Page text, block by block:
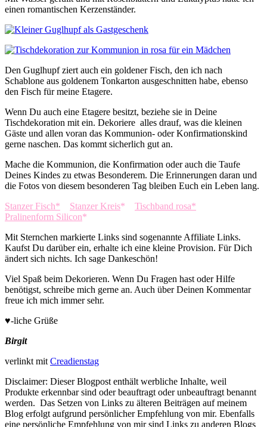
einen romantischen Kerzenständer.
Den Guglhupf ziert auch ein goldener Fisch, den ich nach
Schablone aus goldenem Tonkarton ausgeschnitten habe, ebenso
den Fisch für meine Etagere.
Wenn Du auch eine Etagere besitzt, beziehe sie in Deine
Tischdekoration mit ein. Dekoriere alles drauf, was die kleinen
Gäste und allen voran das Kommunion- oder Konfirmationskind
gerne naschen. Das kommt sicherlich gut an.
Mache die Kommunion, die Konfirmation oder auch die Taufe
Deines Kindes zu etwas Besonderem. Die Erinnerungen daran und
die Fotos von diesem besonderen Tag bleiben Euch ein Leben lang.
Stanzer Fisch*
Stanzer Kreis* Tischband rosa*
Pralinenform Silicon*
Mit Sternchen markierte Links sind sogenannte Affiliate Links.
Kaufst Du darüber ein, erhalte ich eine kleine Provision. Für Dich
ändert sich nichts. Ich sage Dankeschön!
Viel Spaß beim Dekorieren. Wenn Du Fragen hast oder Hilfe
benötigst, schreibe mich gerne an. Auch über Deinen Kommentar
freue ich mich immer sehr.
♥-liche Grüße
Birgit
verlinkt mitCreadienstag
Disclaimer: Dieser Blogpost enthält werbliche Inhalte, weil
Produkte erkennbar sind oder beauftragt oder unbeauftragt benannt
werden. Das Setzen von Links zu älteren Beiträgen auf meinem
Blog erfolgt aufgrund persönlicher Empfehlung von mir. Ebenfalls
eine persönliche Empfehlung von mir sind Links zu anderen Blogs